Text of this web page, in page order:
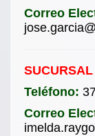
Correo
Teléfono:
Correo